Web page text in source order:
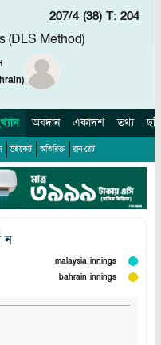
207/4 (38) T: 204
(DLS Method)
)
অবদান একাদশ তথ্য
উইকেট অতিরিক্ত রান রেট
malaysia innings
bahrain innings